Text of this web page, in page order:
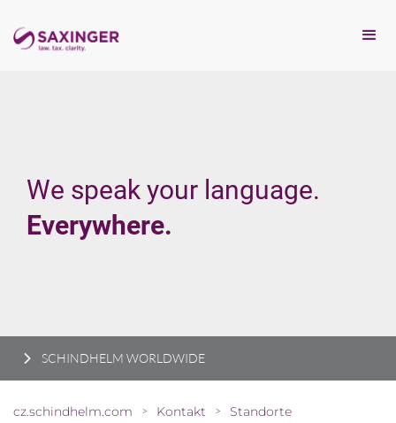
We speak your language.
Everywhere.
SCHINDHELM WORLDWIDE
cz.schindhelm.com > Kontakt > Standorte